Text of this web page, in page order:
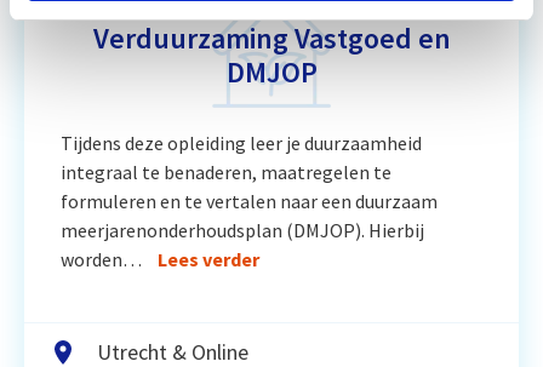
Verduurzaming Vastgoed en
DMJOP
Tijdens deze opleiding leer je duurzaamheid
integraal te benaderen, maatregelen te
formuleren en te vertalen naar een duurzaam
meerjarenonderhoudsplan (DMJOP). Hierbij
worden…
Lees verder
Utrecht & Online